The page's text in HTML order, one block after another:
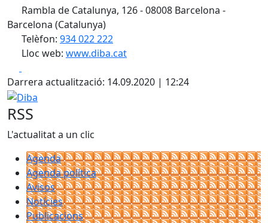
Rambla de Catalunya, 126 - 08008 Barcelona -
Barcelona (Catalunya)
Telèfon: 934 022 222
Lloc web: www.diba.cat
Darrera actualització: 14.09.2020 | 12:24
Diba
RSS
L'actualitat a un clic
Agenda
Agenda política
Avisos
Notícies
Publicacions